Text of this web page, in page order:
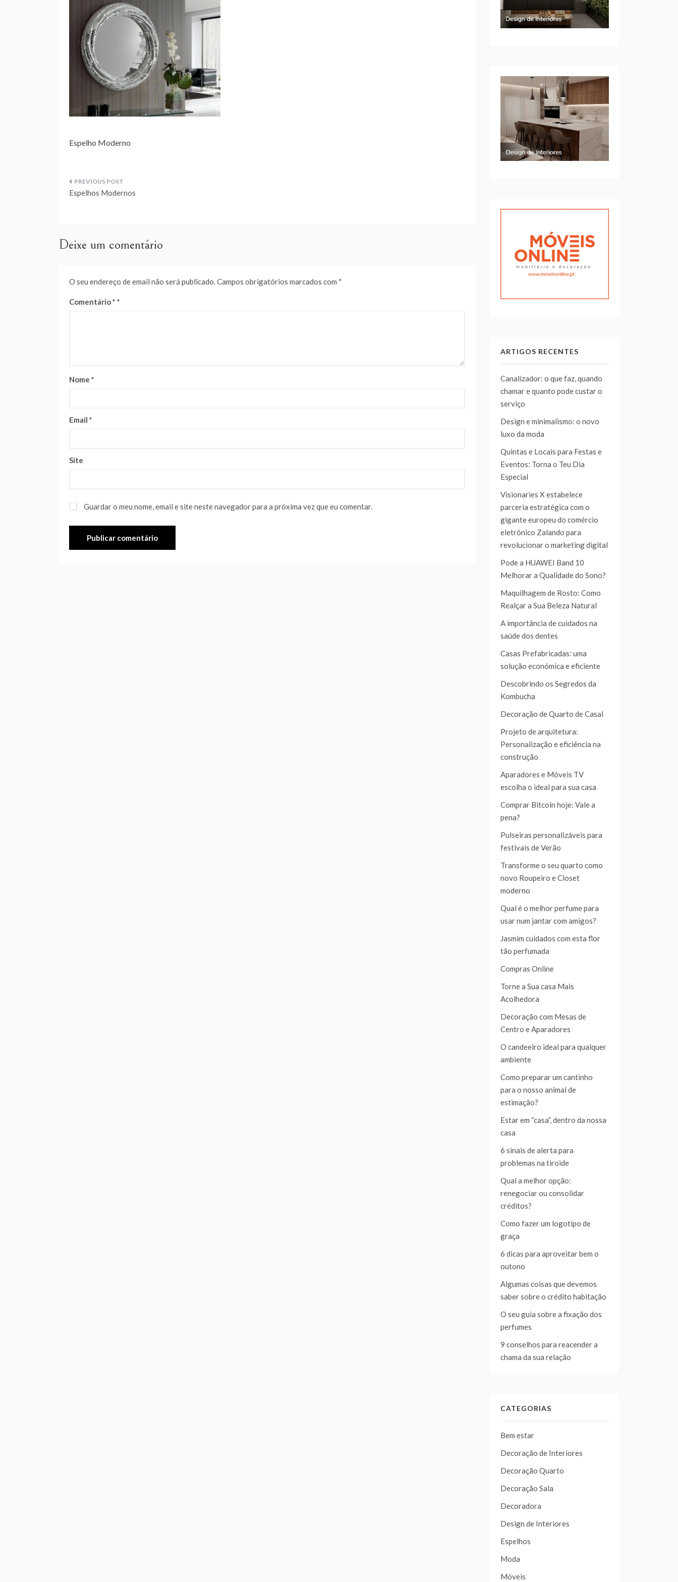
Espelho Moderno
Navegação
Espelhos Modernos
Deixe um comentário
O seu endereço de email não será publicado.Campos obrigatórios marcados com *
Comentário*
Nome *
Email *
Site
Guardar o meu nome, email e site neste navegador para a próxima vez que eu comentar.
ARTIGOS RECENTES
Canalizador: o que faz, quando
chamar e quanto pode custar o
serviço
Design e minimalismo: o novo
luxo da moda
Quintas e Locais para Festas e
Eventos: Torna o Teu Dia
Especial
Visionaries X estabelece
parceria estratégica com o
gigante europeu do comércio
eletrônico Zalando para
revolucionar o marketing digital
Pode a HUAWEI Band 10
Melhorar a Qualidade do Sono?
Maquilhagem de Rosto: Como
Realçar a Sua Beleza Natural
A importância de cuidados na
saúde dos dentes
Casas Prefabricadas: uma
solução económica e eficiente
Descobrindo os Segredos da
Kombucha
Decoração de Quarto de Casal
Projeto de arquitetura:
Personalização e eficiência na
construção
Aparadores e Móveis TV
escolha o ideal para sua casa
Comprar Bitcoin hoje: Vale a
pena?
Pulseiras personalizáveis para
festivais de Verão
Transforme o seu quarto como
novo Roupeiro e Closet
moderno
Qual é o melhor perfume para
usar num jantar com amigos?
Jasmim cuidados com esta flor
tão perfumada
Compras Online
Torne a Sua casa Mais
Acolhedora
Decoração com Mesas de
Centro e Aparadores
O candeeiro ideal para qualquer
ambiente
Como preparar um cantinho
para o nosso animal de
estimação?
Estar em “casa”, dentro da nossa
casa
6 sinais de alerta para
problemas na tiroide
Qual a melhor opção:
renegociar ou consolidar
créditos?
Como fazer um logotipo de
graça
6 dicas para aproveitar bem o
outono
Algumas coisas que devemos
saber sobre o crédito habitação
O seu guia sobre a fixação dos
perfumes
9 conselhos para reacender a
chama da sua relação
CATEGORIAS
Bem estar
Decoração de Interiores
Decoração Quarto
Decoração Sala
Decoradora
Design de Interiores
Espelhos
Moda
Móveis